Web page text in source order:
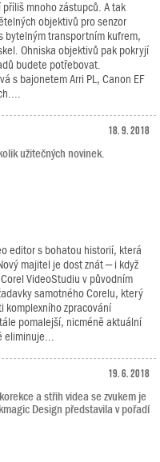
mnoho zástupců. A tak
objektivů pro senzor
bytelným transportním kufrem,
Ohniska objektivů pak pokryjí
budete potřebovat.
s bajonetem Arri PL, Canon EF
18. 9. 2018
užitečných novinek.
editor s bohatou historií, která
majitel je dost znát – i když
VideoStudiu v původním
samotného Corelu, který
komplexního zpracování
pomalejší, nicméně aktuální
19. 6. 2018
a střih videa se zvukem je
Design představila v pořadí